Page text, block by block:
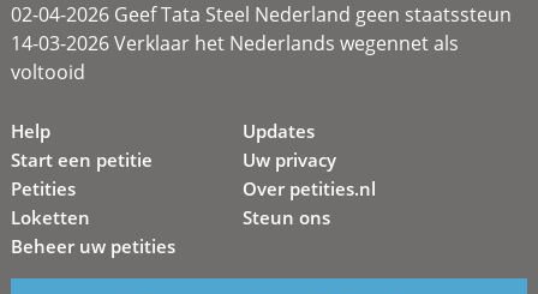
02-04-2026 Geef Tata Steel Nederland geen staatssteun
14-03-2026 Verklaar het Nederlands wegennet als
voltooid
Help
Start een petitie
Petities
Loketten
Beheer uw petities
Updates
Uw privacy
Over petities.nl
Steun ons